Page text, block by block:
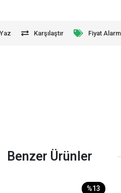
Karşılaştır Fiyat
Benzer Ürünler
%13